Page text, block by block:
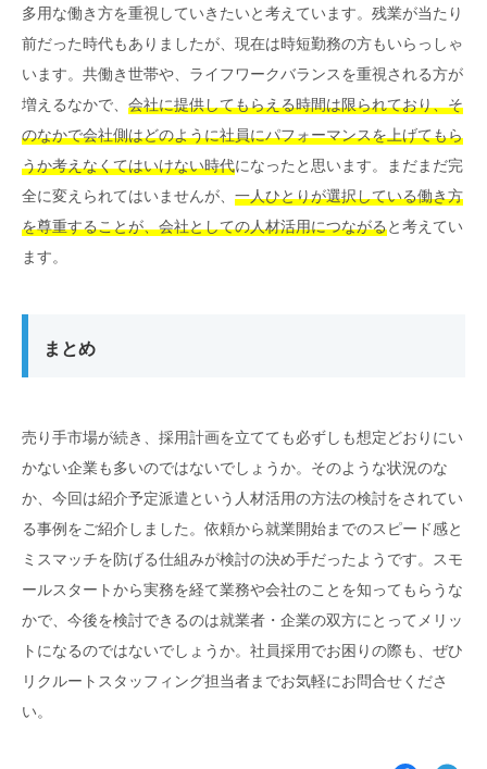
多用な働き方を重視していきたいと考えています。残業が当たり
前だった時代もありましたが、現在は時短勤務の方もいらっしゃ
います。共働き世帯や、ライフワークバランスを重視される方が
増えるなかで、 会社に提供してもらえる時間は限られており、そ
のなかで会社側はどのように社員にパフォーマンスを上げてもら
うか考えなくてはいけない時代になったと思います。まだまだ完
全に変えられてはいませんが、 一人ひとりが選択している働き方
を尊重することが、会社としての人材活用につながると考えてい
ます。
まとめ
売り手市場が続き、採用計画を立てても必ずしも想定どおりにい
かない企業も多いのではないでしょうか。そのような状況のな
か、今回は紹介予定派遣という人材活用の方法の検討をされてい
る事例をご紹介しました。依頼から就業開始までのスピード感と
ミスマッチを防げる仕組みが検討の決め手だったようです。スモ
ールスタートから実務を経て業務や会社のことを知ってもらうな
かで、今後を検討できるのは就業者・企業の双方にとってメリッ
トになるのではないでしょうか。社員採用でお困りの際も、ぜひ
リクルートスタッフィング担当者までお気軽にお問合せくださ
い。